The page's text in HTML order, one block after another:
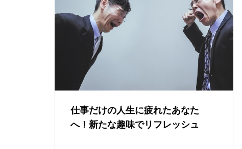
仕事だけの人生に疲れたあなた
へ！新たな趣味でリフレッシュ